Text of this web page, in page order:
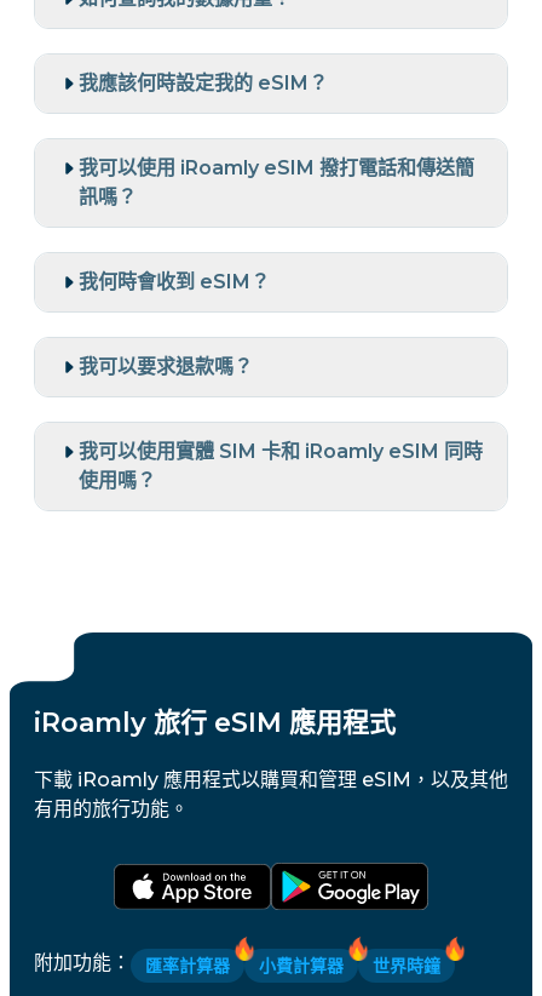
我應該何時設定我的 eSIM？
我可以使用 iRoamly eSIM 撥打電話和傳送簡
訊嗎？
我何時會收到 eSIM？
我可以要求退款嗎？
我可以使用實體 SIM 卡和 iRoamly eSIM 同時
使用嗎？
iRoamly 旅行 eSIM 應用程式
下載 iRoamly 應用程式以購買和管理 eSIM，以及其他
有用的旅行功能。
附加功能 ： 匯率計算器 小費計算器 世界時鐘